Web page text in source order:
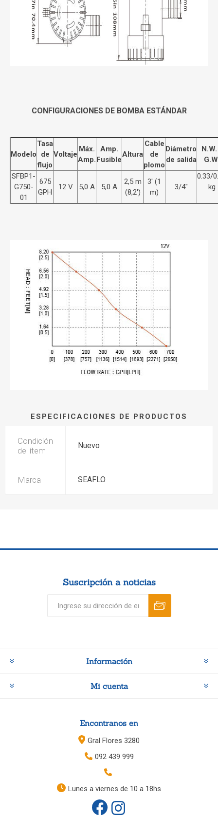
CONFIGURACIONES DE BOMBA ESTÁNDAR
Modelo
Tasa
de
flujo
Voltaje
Máx.
Amp.
Amp.
Fusible
Altura
Cable
de
plomo
Diámetro
de salida
SFBP1-
G750-
01
675
GPH
12 V 5,0 A 5,0 A
2,5 m
(8,2')
3' (1
m)
3/4"
0.33/
kg
ESPECIFICACIONES DE PRODUCTOS
Condición
del ítem
Nuevo
Marca SEAFLO
Suscripción a noticias
Información
Mi cuenta
Encontranos en
Gral Flores 3280
092 439 999
Lunes a viernes de 10 a 18hs